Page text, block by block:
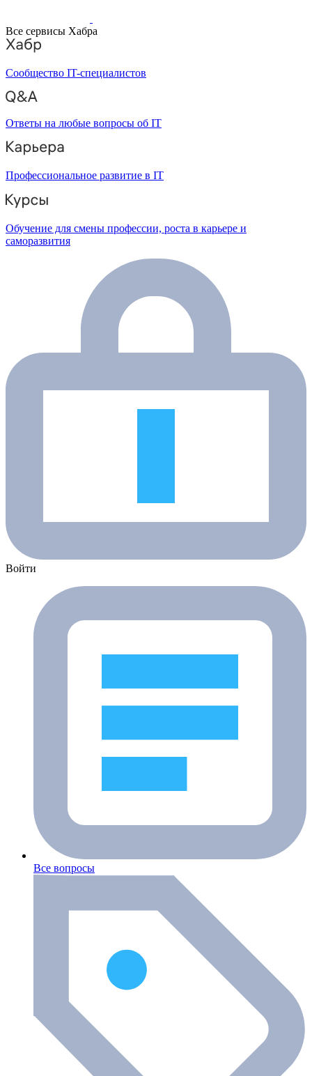
Все сервисы Хабра
Сообщество IT-специалистов
Ответы на любые вопросы об IT
Профессиональное развитие в IT
Обучение для смены профессии, роста в карьере и
саморазвития
Войти
Все вопросы